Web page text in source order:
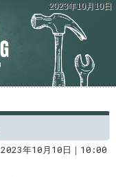
2023年10月10日
2023年10月10日｜10:00